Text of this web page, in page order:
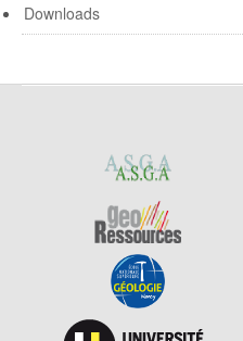
Downloads